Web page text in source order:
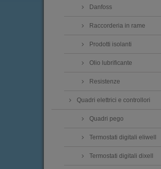
Danfoss
Raccorderia in rame
Prodotti isolanti
Olio lubrificante
Resistenze
Quadri elettrici e controllori
Quadri pego
Termostati digitali eliwell
Termostati digitali dixell